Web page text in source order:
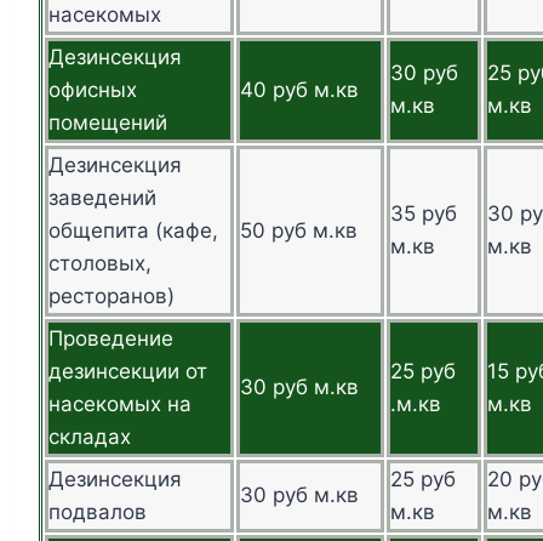
насекомых
Дезинсекция
офисных
помещений
40 руб м.кв
30 руб
м.кв
25
м.кв
Дезинсекция
заведений
общепита (кафе,
столовых,
ресторанов)
50 руб м.кв
35 руб
м.кв
30
м.кв
Проведение
дезинсекции от
насекомых на
складах
30 руб м.кв
25 руб
.м.кв
15
м.кв
Дезинсекция
подвалов
30 руб м.кв
25 руб
м.кв
20
м.кв